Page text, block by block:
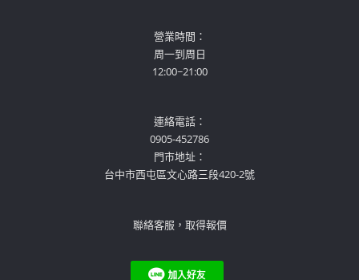
營業時間：
周一到周日
12:00~21:00
連絡電話：
0905-452786
門市地址：
台中市西屯區文心路三段420-2號
聯絡客服，取得報價